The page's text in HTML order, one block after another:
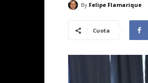
By Felipe Flamarique
Cuota